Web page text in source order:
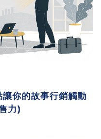
你的故事行銷觸動
力)